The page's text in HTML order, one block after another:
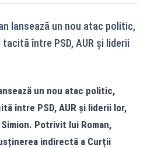
lansează un nou atac politic,
între PSD, AUR și liderii
un nou atac politic,
între PSD, AUR și liderii lor,
Potrivit lui Roman,
indirectă a Curții